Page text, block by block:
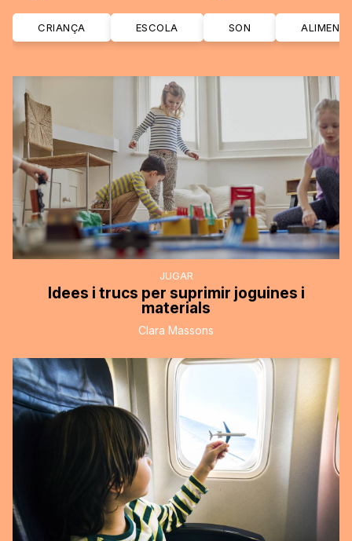
CRIANÇA ESCOLA SON
JUGAR
Idees i trucs per suprimir joguines i
materials
Clara Massons